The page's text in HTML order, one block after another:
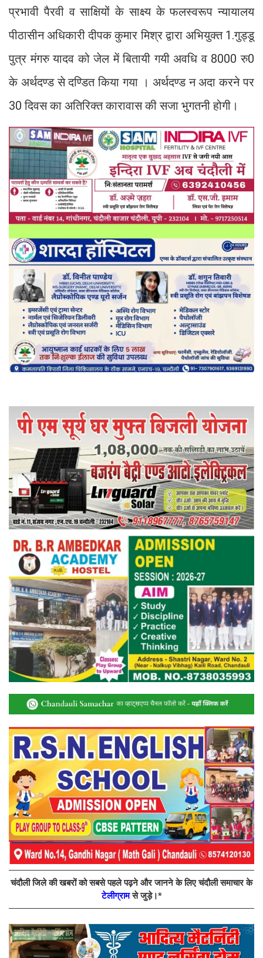
प्रभावी पैरवी व साक्षियों के साक्ष्य के फलस्वरूप न्यायालय
पीठासीन अधिकारी दीपक कुमार मिश्र द्वारा अभियुक्त 1.गुड्डू
पुत्र मंगरु यादव को जेल में बितायी गयी अवधि व 8000 रु0
के अर्थदण्ड से दण्डित किया गया । अर्थदण्ड न अदा करने पर
30 दिवस का अतिरिक्त कारावास की सजा भुगतनी होगी।
चंदौली जिले की खबरों को सबसे पहले पढ़ने और जानने के लिए चंदौली समाचार के
टेलीग्रामसे जुड़े।*